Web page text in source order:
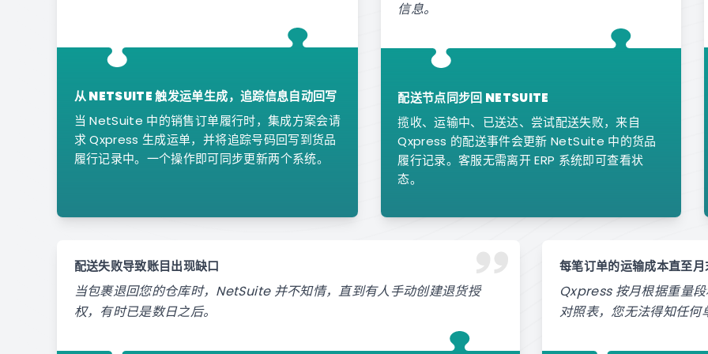
从 NETSUITE 触发运单生成，追踪信息自动回写
当 NetSuite 中的销售订单履行时，集成方案会请
求 Qxpress 生成运单，并将追踪号码回写到货品
履行记录中。一个操作即可同步更新两个系统。
信息。
配送节点同步回 NETSUITE
揽收、运输中、已送达、尝试配送失败，来自
Qxpress 的配送事件会更新 NetSuite 中的货品
履行记录。客服无需离开 ERP 系统即可查看状
态。
配送失败导致账目出现缺口
当包裹退回您的仓库时，NetSuite 并不知情，直到有人手动创建退货授
权，有时已是数日之后。
每笔订单的运输成本直至
Qxpress 按月根据重量
对照表，您无法得知任何